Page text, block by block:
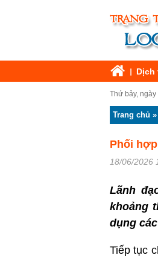
Dịch
Thứ bảy,
Trang chủ »
Phối
18/06/2026
Lãnh
khoảng
dụng
Tiếp tục